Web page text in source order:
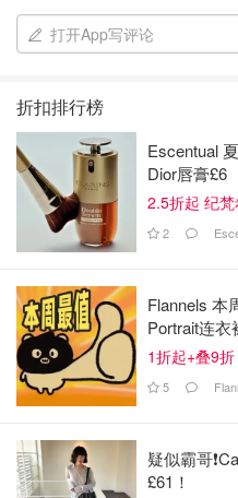
说到这款蘑菇干，真的是大
也是心心念念的想吃❤️..到
候真的是惊艳到我，真的是
曾经的小浣熊干脆面但又不太
然而在我吃到第四包的时候
舌头👅出问题了，也许是吃
来拍拍！
爱不爱我来说🥮
打开App写评论
折扣排行榜
Escentual
Dior唇膏£6
2.5折起 纪
2
Flannels 本
Portrait连衣
1折起+叠9折
5
疑似霸哥
£61！